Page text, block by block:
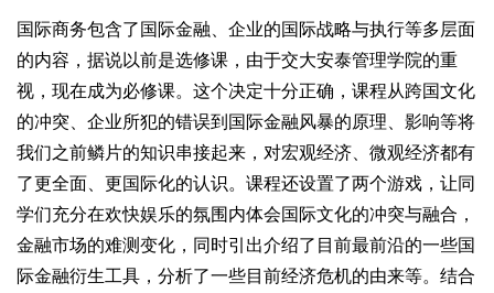
国际商务包含了国际金融、企业的国际战略与执行等多层面
的内容，据说以前是选修课，由于交大安泰管理学院的重
视，现在成为必修课。这个决定十分正确，课程从跨国文化
的冲突、企业所犯的错误到国际金融风暴的原理、影响等将
我们之前鳞片的知识串接起来，对宏观经济、微观经济都有
了更全面、更国际化的认识。课程还设置了两个游戏，让同
学们充分在欢快娱乐的氛围内体会国际文化的冲突与融合，
金融市场的难测变化，同时引出介绍了目前最前沿的一些国
际金融衍生工具，分析了一些目前经济危机的由来等。结合